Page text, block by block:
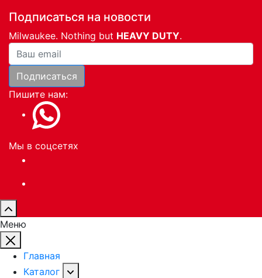
Подписаться на новости
Milwaukee. Nothing but HEAVY DUTY.
Ваша почта
Подписаться
Пишите нам:
Мы в соцсетях
Меню
Главная
Каталог